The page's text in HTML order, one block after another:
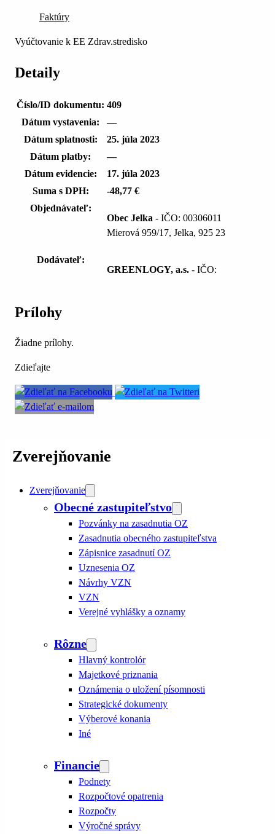
Faktúry
Vyúčtovanie k EE Zdrav.stredisko
Detaily
Číslo/ID dokumentu: 409
Dátum vystavenia:
—
Dátum splatnosti:
25. júla 2023
Dátum platby:
—
Dátum evidencie:
17. júla 2023
Suma s DPH:
-48,77 €
Objednávateľ:
Obec Jelka - IČO: 00306011
Mierová 959/17, Jelka, 925 23
Dodávateľ:
GREENLOGY, a.s. - IČO:
Prílohy
Žiadne prílohy.
Zdieľajte
Zverejňovanie
Zverejňovanie
Obecné zastupiteľstvo
Pozvánky na zasadnutia OZ
Zasadnutia obecného zastupiteľstva
Zápisnice zasadnutí OZ
Uznesenia OZ
Návrhy VZN
VZN
Verejné vyhlášky a oznamy
Rôzne
Hlavný kontrolór
Majetkové priznania
Oznámenia o uložení písomnosti
Strategické dokumenty
Výberové konania
Iné
Financie
Podnety
Rozpočtové opatrenia
Rozpočty
Výročné správy